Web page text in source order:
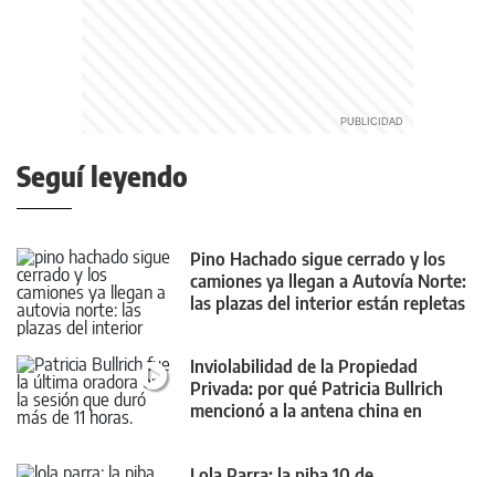
Seguí leyendo
Pino Hachado sigue cerrado y los
camiones ya llegan a Autovía Norte:
las plazas del interior están repletas
Inviolabilidad de la Propiedad
Privada: por qué Patricia Bullrich
mencionó a la antena china en